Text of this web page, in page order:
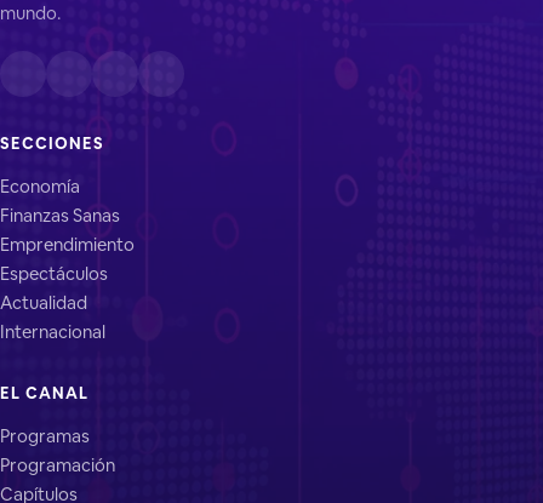
mundo.
SECCIONES
Economía
Finanzas Sanas
Emprendimiento
Espectáculos
Actualidad
Internacional
EL CANAL
Programas
Programación
Capítulos